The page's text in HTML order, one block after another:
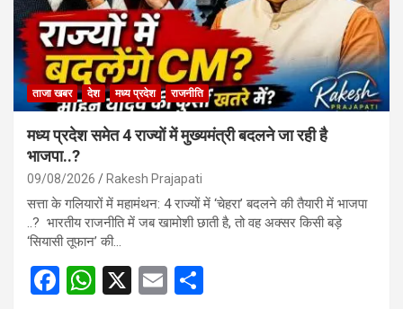
ताजा खबर देश मध्य प्रदेश राजनीति
मध्य प्रदेश समेत 4 राज्यों में मुख्यमंत्री बदलने जा रही है
भाजपा..?
09/08/2026 Rakesh Prajapati
सत्ता के गलियारों में महामंथन: 4 राज्यों में ‘चेहरा’ बदलने की तैयारी में भाजपा
..? भारतीय राजनीति में जब खामोशी छाती है, तो वह अक्सर किसी बड़े
‘सियासी तूफान’ की…
F
W X
E